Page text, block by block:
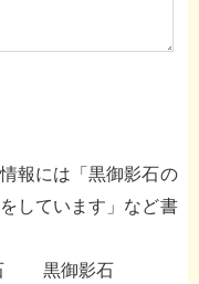
報には「黒御影石の
しています」など書
黒御影石